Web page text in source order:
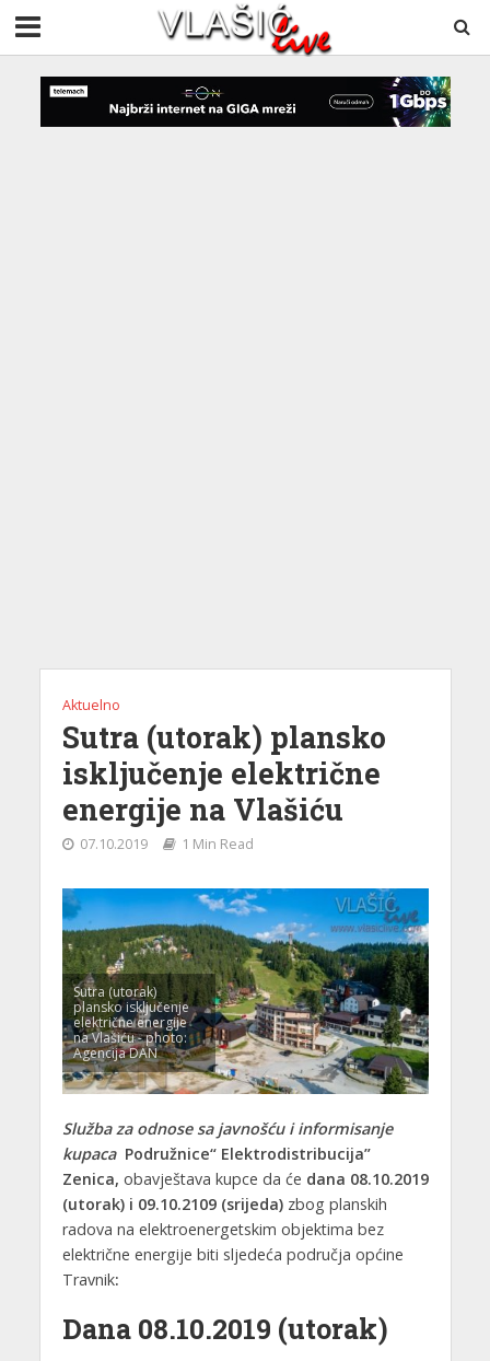
Aktuelno
Sutra (utorak) plansko
isključenje električne
energije na Vlašiću
07.10.2019 1 Min Read
Sutra (utorak)
plansko isključenje
električne energije
na Vlašiću - photo:
Agencija DAN
Služba za odnose sa javnošću i informisanje
kupaca Podružnice“ Elektrodistribucija”
Zenica, obavještava kupce da će dana 08.10.2019
(utorak) i 09.10.2109 (srijeda) zbog planskih
radova na elektroenergetskim objektima bez
električne energije biti sljedeća područja općine
Travnik:
Dana 08.10.2019 (utorak)